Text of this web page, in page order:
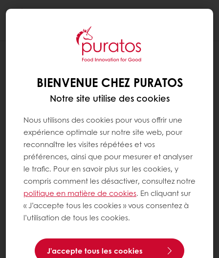
BIENVENUE CHEZ PURATOS
Notre site utilise des cookies
Nous utilisons des cookies pour vous offrir une
expérience optimale sur notre site web, pour
reconnaître les visites répétées et vos
préférences, ainsi que pour mesurer et analyser
le trafic. Pour en savoir plus sur les cookies, y
compris comment les désactiver, consultez notre
politique en matière de cookies. En cliquant sur
« J’accepte tous les cookies » vous consentez à
l’utilisation de tous les cookies.
J’accepte tous les cookies